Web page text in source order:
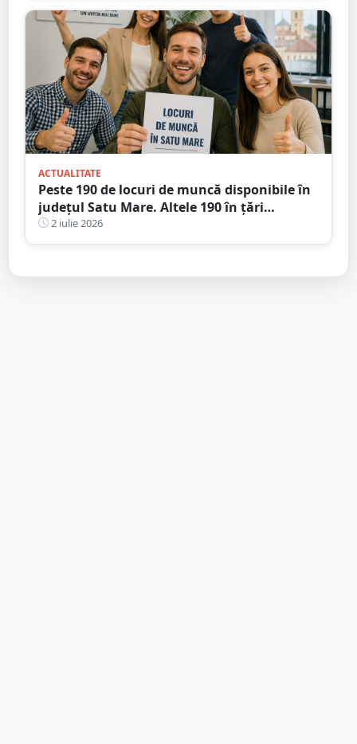
ACTUALITATE
Peste 190 de locuri de muncă disponibile în
județul Satu Mare. Altele 190 în țări
europene
2 iulie 2026